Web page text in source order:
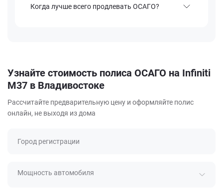
Когда лучше всего продлевать ОСАГО?
Узнайте стоимость полиса ОСАГО на Infiniti
M37 в Владивостоке
Рассчитайте предварительную цену и оформляйте полис
онлайн, не выходя из дома
Город регистрации
Мощность автомобиля